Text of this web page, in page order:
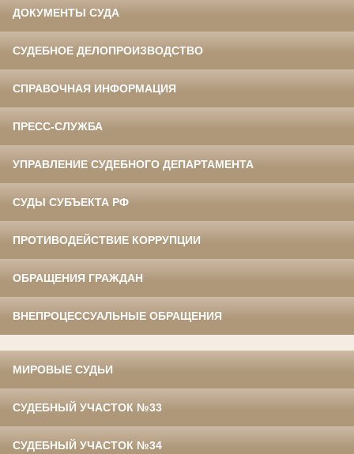
ДОКУМЕНТЫ СУДА
СУДЕБНОЕ ДЕЛОПРОИЗВОДСТВО
СПРАВОЧНАЯ ИНФОРМАЦИЯ
ПРЕСС-СЛУЖБА
УПРАВЛЕНИЕ СУДЕБНОГО ДЕПАРТАМЕНТА
СУДЫ СУБЪЕКТА РФ
ПРОТИВОДЕЙСТВИЕ КОРРУПЦИИ
ОБРАЩЕНИЯ ГРАЖДАН
ВНЕПРОЦЕССУАЛЬНЫЕ ОБРАЩЕНИЯ
МИРОВЫЕ СУДЬИ
СУДЕБНЫЙ УЧАСТОК №33
СУДЕБНЫЙ УЧАСТОК №34